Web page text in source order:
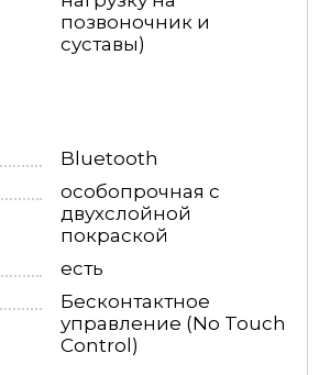
позвоночник и
суставы)
Bluetooth
особопрочная с
двухслойной
покраской
есть
Бесконтактное
управление (No Touch
Control)